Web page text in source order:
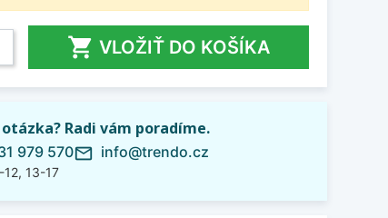
 VLOŽIŤ DO KOŠÍKA
Radi vám poradíme.
979 570
12, 13-17
mail_outline info@trendo.cz